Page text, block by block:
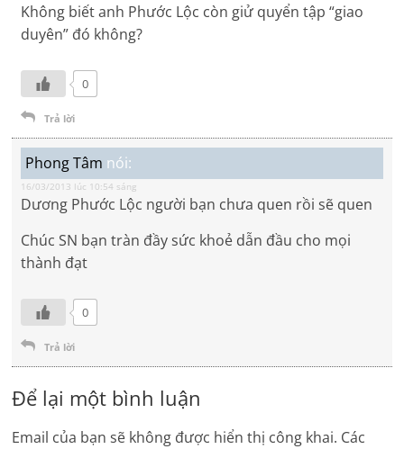
Không biết anh Phước Lộc còn giử quyển tập “giao
duyên” đó không?
0
Trả lời
Phong Tâm nói:
16/03/2013 lúc 10:54 sáng
Dương Phước Lộc người bạn chưa quen rồi sẽ quen
Chúc SN bạn tràn đầy sức khoẻ dẫn đầu cho mọi
thành đạt
0
Trả lời
Để lại một bình luận
Email của bạn sẽ không được hiển thị công khai. Các